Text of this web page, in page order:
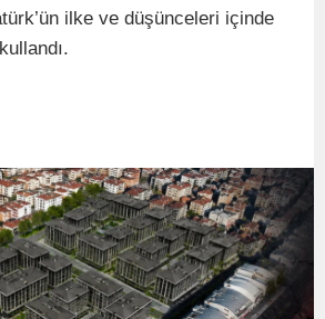
ilke ve düşünceleri içinde